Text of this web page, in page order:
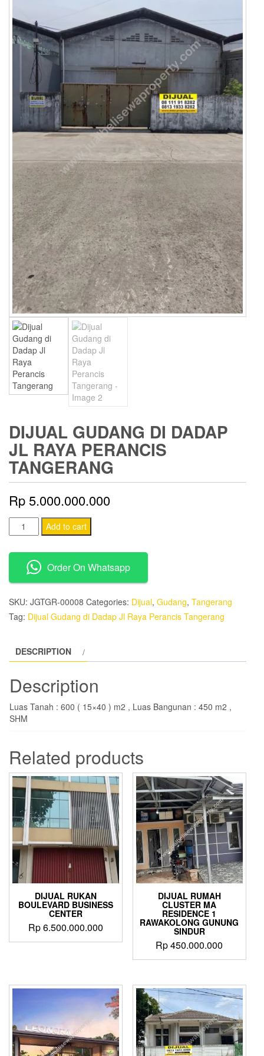
DIJUAL GUDANG DI DADAP
JL RAYA PERANCIS
TANGERANG
Rp 5.000.000.000
Dijual
Gudang
di
Dadap
Jl
Raya
Perancis
Add to cart
Order On Whatsapp
SKU: JGTGR-00008 Categories: Dijual, Gudang, Tangerang
Tag: Dijual Gudang di Dadap Jl Raya Perancis Tangerang
DESCRIPTION
Description
Luas Tanah : 600 ( 15×40 ) m2 , Luas Bangunan : 450 m2 ,
SHM
Related products
DIJUAL RUKAN
BOULEVARD BUSINESS
CENTER
Rp6.500.000.000
DIJUAL RUMAH
CLUSTER MA
RESIDENCE 1
RAWAKOLONG GUNUNG
SINDUR
Rp450.000.000